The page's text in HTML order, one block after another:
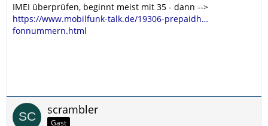
IMEI überprüfen, beginnt meist mit 35 - dann -->
https://www.mobilfunk-talk.de/19306-prepaidh…
fonnummern.html
scrambler
Gast